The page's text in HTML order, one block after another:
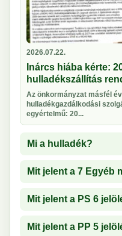
2026.07.22.
Inárcs hiába kérte:
hulladékszállítás
Az önkormányzat másfél
hulladékgazdálkodási
egyértelmű: 20...
Mi a hulladék?
Mit jelent a 7 Egyéb
Mit jelent a PS 6
Mit jelent a PP 5